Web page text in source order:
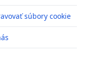
súbory cookie